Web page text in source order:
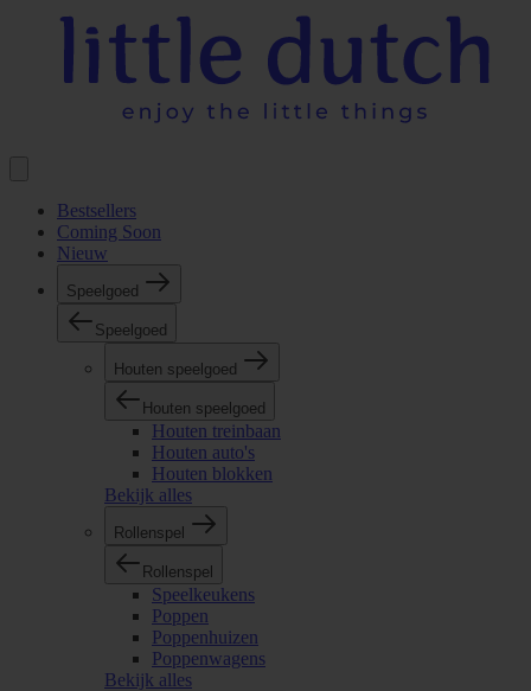
laden...
Bestsellers
Coming Soon
Nieuw
Speelgoed
Speelgoed
Houten speelgoed
Houten speelgoed
Houten treinbaan
Houten auto's
Houten blokken
Bekijk alles
Rollenspel
Rollenspel
Speelkeukens
Poppen
Poppenhuizen
Poppenwagens
Bekijk alles